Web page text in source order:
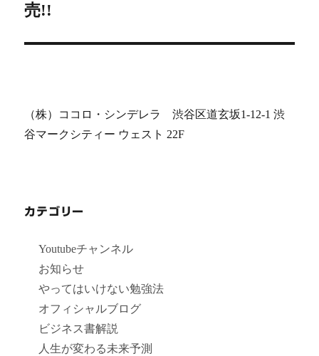
ー
シ
ン
の
稿:
売!!
（株）ココロ・シンデレラ 渋谷区道玄坂1-12-1 渋
谷マークシティー ウェスト 22F
カテゴリー
Youtubeチャンネル
お知らせ
やってはいけない勉強法
オフィシャルブログ
ビジネス書解説
人生が変わる未来予測